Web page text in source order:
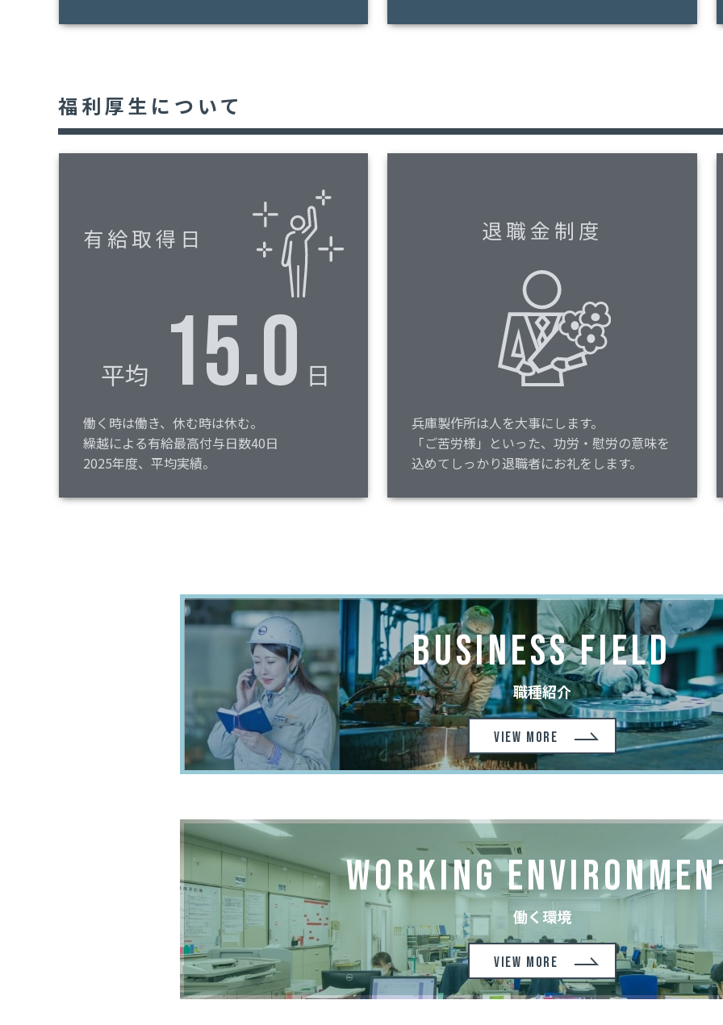
福利厚生について
有給取得日
平均 15.0 日
働く時は働き、休む時は休む。
繰越による有給最高付与日数40日
2025年度、平均実績。
退職金制度
兵庫製作所は人を大事にします。
「ご苦労様」といった、功労・慰労の意味を
込めてしっかり退職者にお礼をします。
BUSINESS FIELD
職種紹介
VIEW MORE
WORKING
働く環境
VIEW MORE